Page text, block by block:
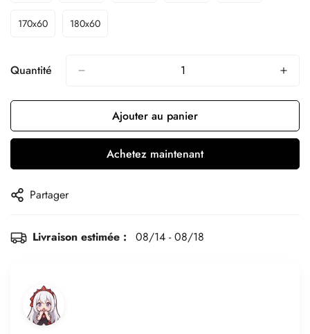
170x60 180x60
Quantité
Ajouter au panier
Achetez maintenant
Partager
Livraison estimée : 08/14 - 08/18